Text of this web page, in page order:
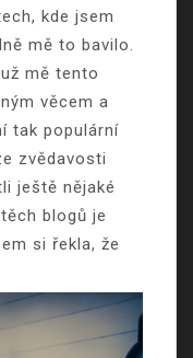
kde jsem
mě to bavilo.
mě tento
věcem a
tak populární
zvědavosti
ještě nějaké
blogů je
si řekla, že